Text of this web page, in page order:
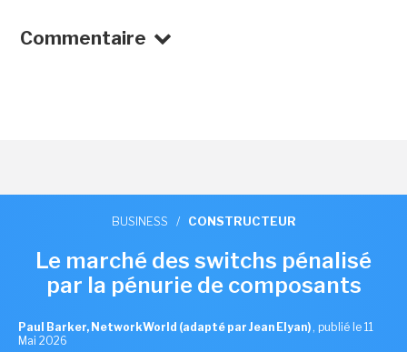
Commentaire
BUSINESS / CONSTRUCTEUR
Le marché des switchs pénalisé
par la pénurie de composants
Paul Barker, NetworkWorld (adapté par Jean Elyan) , publié le 11
Mai 2026